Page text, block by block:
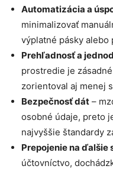
Automatizácia a
minimalizovať
výplatné pásky
Prehľadnosť a
prostredie je
zorientoval aj menej
Bezpečnosť dát –
osobné údaje, preto
najvyššie štandardy
Prepojenie na ďalšie
účtovníctvo,